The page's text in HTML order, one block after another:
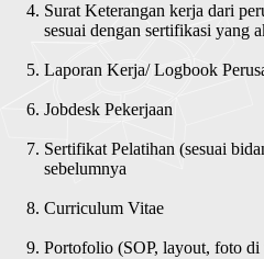
Surat Keterangan kerja dari
sesuai dengan sertifikasi yang
Laporan Kerja/ Logbook
Jobdesk Pekerjaan
Sertifikat Pelatihan (sesuai
sebelumnya
Curriculum Vitae
Portofolio (SOP, layout, foto